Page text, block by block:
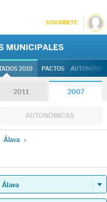
SUSCRÍBETE
2019 PACTOS
2011 2007
AUTONÓMICAS
Álava »